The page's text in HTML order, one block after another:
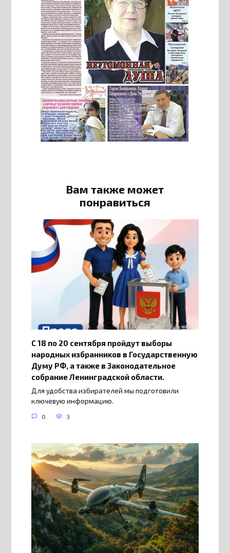
Вам также может
понравиться
С 18 по 20 сентября пройдут выборы
народных избранников в Государственную
Думу РФ, а также в Законодательное
собрание Ленинградской области.
Для удобства избирателей мы подготовили
ключевую информацию.
0 3